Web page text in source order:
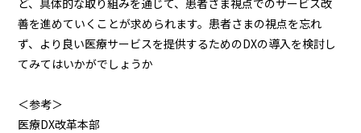
善を進めていくことが求められます。患者さまの視点を忘れ
ず、より良い医療サービスを提供するためのDXの導入を検討し
てみてはいかがでしょうか
＜参考＞
医療DX改革本部